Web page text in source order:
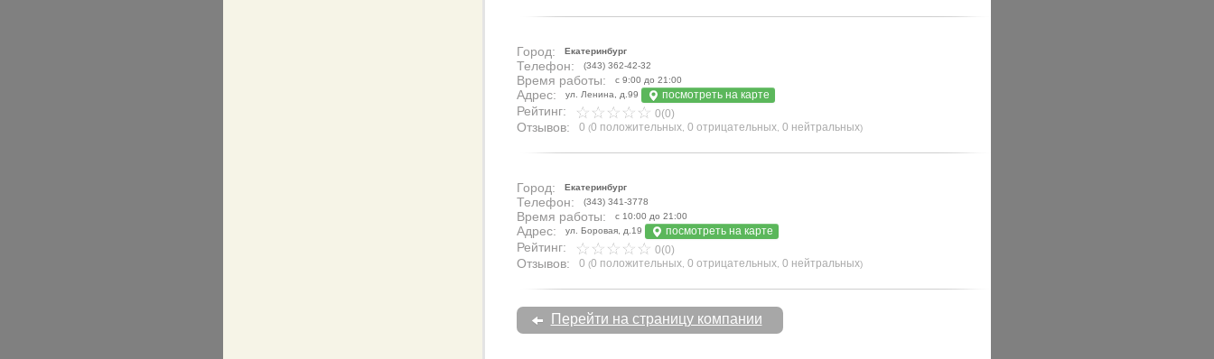
Город: Екатеринбург
Телефон: (343) 362-42-32
Время работы: с 9:00 до 21:00
Адрес: ул. Ленина, д.99 посмотреть на карте
Рейтинг: 0(0)
Отзывов: 0 (0 положительных, 0 отрицательных, 0 нейтральных)
Город: Екатеринбург
Телефон: (343) 341-3778
Время работы: с 10:00 до 21:00
Адрес: ул. Боровая, д.19 посмотреть на карте
Рейтинг: 0(0)
Отзывов: 0 (0 положительных, 0 отрицательных, 0 нейтральных)
Перейти на страницу компании